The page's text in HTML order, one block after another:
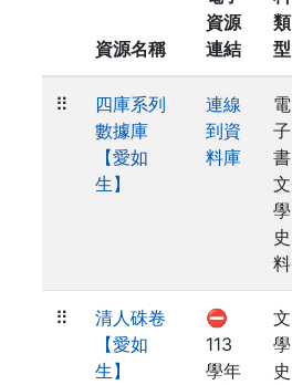
資源名稱
資源
連結
類
型
⠿
四庫系列
數據庫
【愛如
生】
連線
到資
料庫
電
子
書
文
學
史
料
⠿
清人硃卷
【愛如
生】
⛔
113
學年
文
學
史